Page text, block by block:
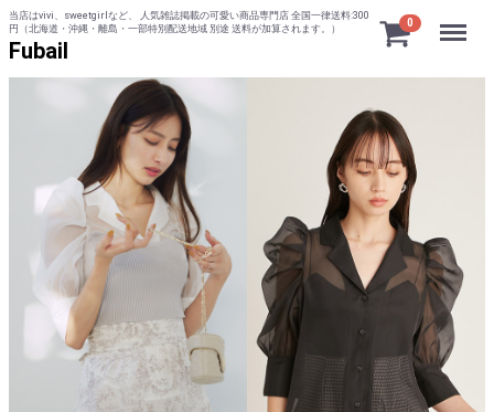
当店はvivi、sweetgirlなど、 人気雑誌掲載の可愛い商品専門店 全国一律送料:300
円（北海道・沖縄・離島・一部特別配送地域 別途 送料が加算されます。）
Fubail
0 Menu